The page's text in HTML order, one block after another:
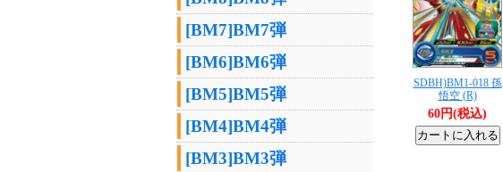
[BM7]BM7弾
[BM6]BM6弾
[BM5]BM5弾
[BM4]BM4弾
[BM3]BM3弾
SDBH)BM1-018 孫
悟空 (R)
60円(税込)